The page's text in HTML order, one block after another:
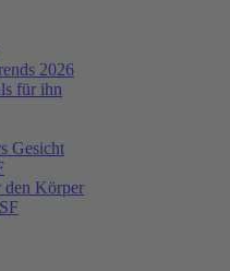
2026
für ihn
Gesicht
den Körper